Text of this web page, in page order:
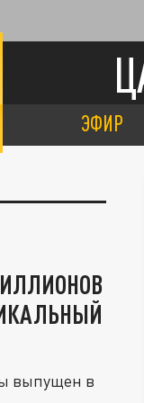
ЭФИР
выпущен в